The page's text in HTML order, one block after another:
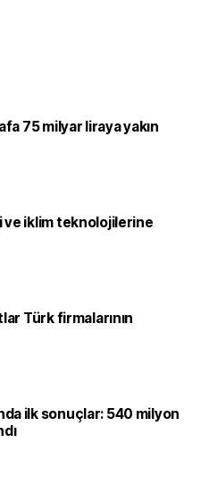
75 milyar liraya yakın
ve iklim teknolojilerine
Türk firmalarının
ilk sonuçlar: 540 milyon